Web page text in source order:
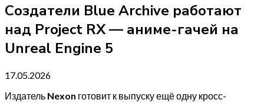
Создатели Blue Archive работают
над Project RX — аниме-гачей на
Unreal Engine 5
17.05.2026
Издатель Nexon готовит к выпуску ещё одну кросс-